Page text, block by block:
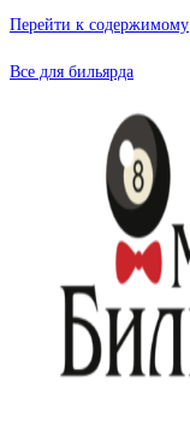
Перейти к содержимому
Все для бильярда